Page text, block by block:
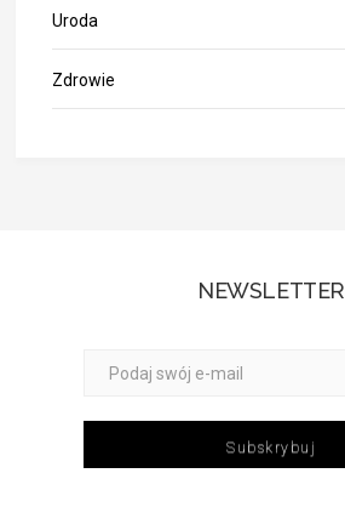
Uroda
Zdrowie
NEWSLETTER
Subskrybuj